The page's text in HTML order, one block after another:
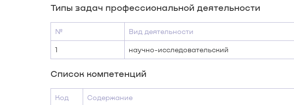
Типы задач профессиональной деятельности
№ Вид деятельности
1 научно-исследовательский
Список компетенций
Код Содержание